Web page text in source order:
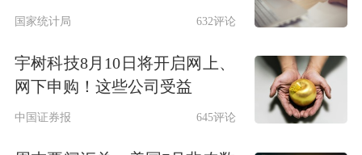
国家统计局 632评论
宇树科技8月10日将开启网上、
网下申购！这些公司受益
中国证券报 645评论